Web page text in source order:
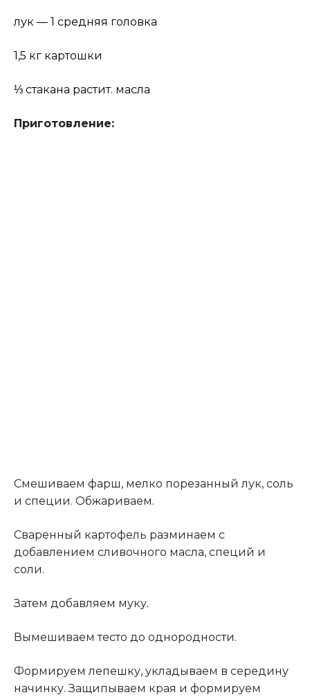
лук — 1 средняя головка
1,5 кг картошки
⅓ стакана растит. масла
Приготовление:
Смешиваем фарш, мелко порезанный лук, соль
и специи. Обжариваем.
Сваренный картофель разминаем с
добавлением сливочного масла, специй и
соли.
Затем добавляем муку.
Вымешиваем тесто до однородности.
Формируем лепешку, укладываем в середину
начинку. Защипываем края и формируем